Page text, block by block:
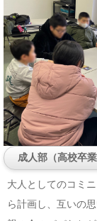
成人部（高校卒
大人としてのコミ
ら計画し、互いの